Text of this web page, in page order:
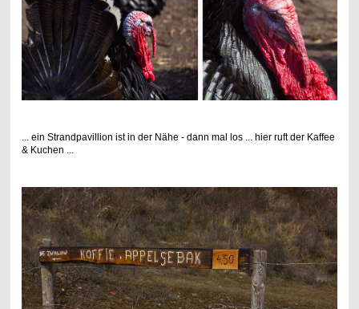
... ein Strandpavillion ist in der Nähe - dann mal los ... hier ruft der Kaffee
& Kuchen ...